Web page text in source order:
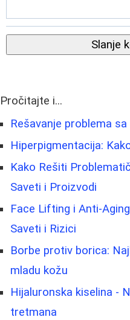
Slanje
Pročitajte i...
Rešavanje problema
Hiperpigmentacija:
Kako Rešiti
Saveti i Proizvodi
Face Lifting i Anti-
Saveti i Rizici
Borbe protiv borica:
mladu kožu
Hijaluronska kiselina -
tretmana